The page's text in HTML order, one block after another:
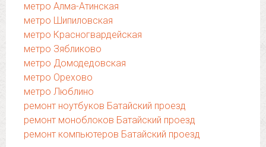
метро Алма-Атинская
метро Шипиловская
метро Красногвардейская
метро Зябликово
метро Домодедовская
метро Орехово
метро Люблино
ремонт ноутбуков Батайский проезд
ремонт моноблоков Батайский проезд
ремонт компьютеров Батайский проезд